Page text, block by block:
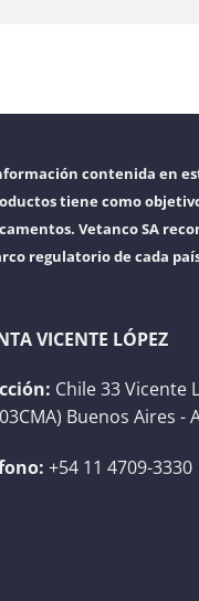
contenida en
tiene como
Vetanco SA
regulatorio de cada
VICENTE LÓPEZ
Chile 33 Vicente
Buenos Aires -
+54 11 4709-3330